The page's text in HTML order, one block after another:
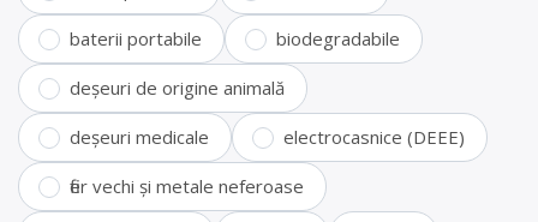
baterii portabile biodegradabile
deșeuri de origine animală
deșeuri medicale electrocasnice (DEEE)
fier vechi și metale neferoase